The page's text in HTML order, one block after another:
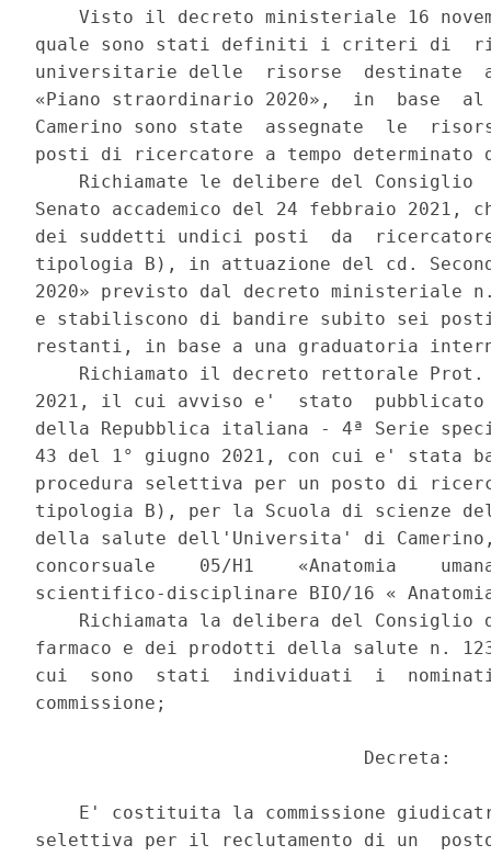
Visto il decreto ministeriale 16
quale sono stati definiti i criteri di
universitarie delle  risorse  destinate
«Piano straordinario 2020»,  in  base
Camerino sono state  assegnate  le
posti di ricercatore a tempo
Richiamate le delibere del Consiglio
Senato accademico del 24 febbraio
dei suddetti undici posti  da
tipologia B), in attuazione del cd.
2020» previsto dal decreto ministeriale
e stabiliscono di bandire subito sei
restanti, in base a una graduatoria
Richiamato il decreto rettorale
2021, il cui avviso e'  stato
della Repubblica italiana - 4ª Serie
43 del 1° giugno 2021, con cui e'
procedura selettiva per un posto di
tipologia B), per la Scuola di scienze
della salute dell'Universita' di
concorsuale    05/H1    «Anatomia
scientifico-disciplinare BIO/16 «
Richiamata la delibera del Consiglio
farmaco e dei prodotti della salute n.
cui  sono  stati  individuati  i
commissione;
                              Decreta:
E' costituita la commissione
selettiva per il reclutamento di un